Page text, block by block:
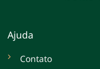
Ajuda
Contato